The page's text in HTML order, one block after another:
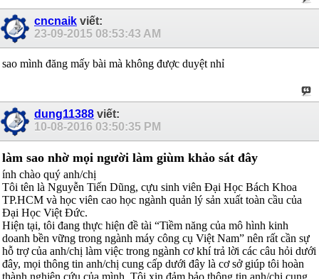
cncnaik viết:
23-09-2015 08:53:43 AM
sao mình đăng mấy bài mà không được duyệt nhỉ
dung11388 viết:
10-08-2016 03:50:35 PM
làm sao nhờ mọi người làm giùm khảo sát đây
ính chào quý anh/chị
Tôi tên là Nguyễn Tiến Dũng, cựu sinh viên Đại Học Bách Khoa
TP.HCM và học viên cao học ngành quản lý sản xuất toàn cầu của
Đại Học Việt Đức.
Hiện tại, tôi đang thực hiện đề tài “Tiềm năng của mô hình kinh
doanh bền vững trong ngành máy công cụ Việt Nam” nên rất cần sự
hỗ trợ của anh/chị làm việc trong ngành cơ khí trả lời các câu hỏi dưới
đây, mọi thông tin anh/chị cung cấp dưới đây là cơ sở giúp tôi hoàn
thành nghiên cứu của mình. Tôi xin đảm bảo thông tin anh/chị cung